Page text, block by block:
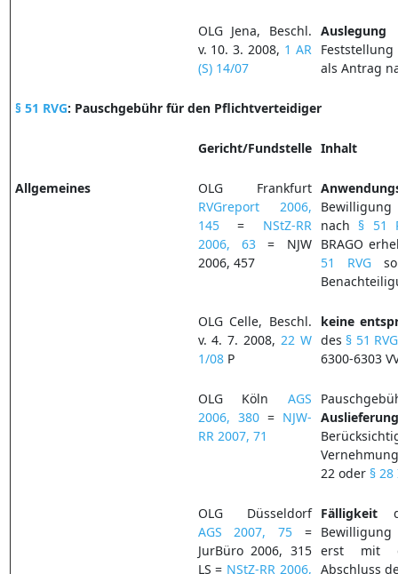
OLG Jena, Beschl.
v. 10. 3. 2008, 1 AR
(S) 14/07
Auslegung
als Antrag
§ 51 RVG: Pauschgebühr für den Pflichtverteidiger
Gericht/Fundstelle Inhalt
Allgemeines
OLG Frankfurt
RVGreport 2006,
145= NStZ-RR
2006, 63= NJW
2006, 457
nach § 51
BRAGO
51 RVG
OLG Celle, Beschl.
v. 4. 7. 2008, 22 W
1/08P
keine
des § 51 RVG
6300-6303
OLG Köln AGS
2006, 380= NJW-
RR 2007, 71
22 oder § 28
OLG Düsseldorf
AGS 2007, 75=
JurBüro 2006, 315
LS = NStZ-RR 2006,
Fälligkeit
erst mit
Abschluss